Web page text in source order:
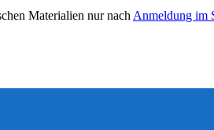
Materialien nur nach Anmeldung im